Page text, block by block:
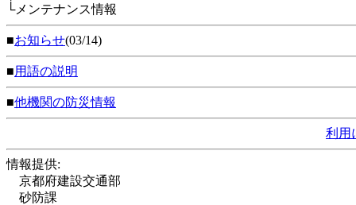
└メンテナンス情報
■お知らせ(03/14)
■用語の説明
■他機関の防災情報
利用
情報提供:
京都府建設交通部
砂防課